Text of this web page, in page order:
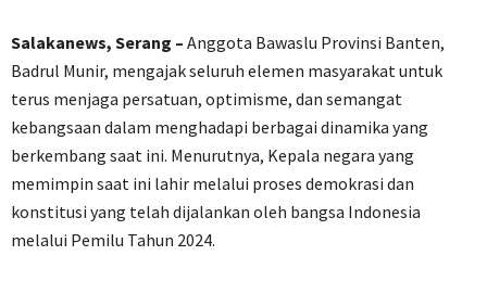
Salakanews, Serang – Anggota Bawaslu Provinsi Banten,
Badrul Munir, mengajak seluruh elemen masyarakat untuk
terus menjaga persatuan, optimisme, dan semangat
kebangsaan dalam menghadapi berbagai dinamika yang
berkembang saat ini. Menurutnya, Kepala negara yang
memimpin saat ini lahir melalui proses demokrasi dan
konstitusi yang telah dijalankan oleh bangsa Indonesia
melalui Pemilu Tahun 2024.